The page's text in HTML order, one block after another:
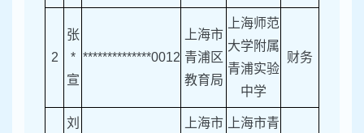
2
张
*
宣
**************0012
上海市
青浦区
教育局
上海师范
大学附属
青浦实验
中学
财务
刘
上海市
上海市青